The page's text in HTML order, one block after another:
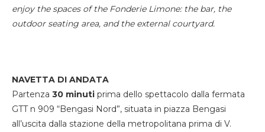
enjoy the spaces of the Fonderie Limone: the bar, the
outdoor seating area, and the external courtyard.
NAVETTA DI ANDATA
Partenza 30 minuti prima dello spettacolo dalla fermata
GTT n 909 “Bengasi Nord”, situata in piazza Bengasi
all’uscita dalla stazione della metropolitana prima di V.